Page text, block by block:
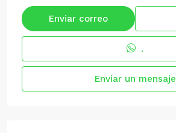
Enviar correo
.
Enviar un mensaje